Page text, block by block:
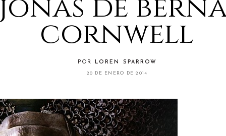
de
cornwell
POR LOREN SPARROW
20 DE ENERO DE 2014